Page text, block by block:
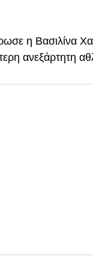
η Βασιλίνα
ανεξάρτητη